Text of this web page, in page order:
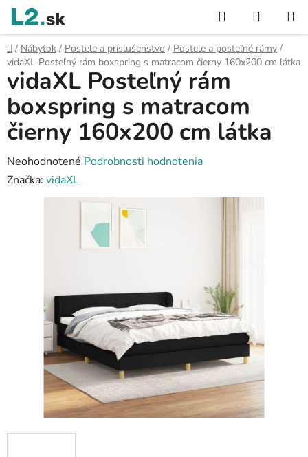
Prejsť
obsah
Hľadať
KOŠÍK
Domov
/ Nábytok / Postele a príslušenstvo / Postele a posteľné rámy /
vidaXL Posteľný rám boxspring s matracom čierny 160x200 cm látka
vidaXL Posteľný rám
boxspring s matracom
čierny 160x200 cm látka
Priemerné
hodnotenie
produktu
Neohodnotené Podrobnosti hodnotenia
Značka: vidaXL